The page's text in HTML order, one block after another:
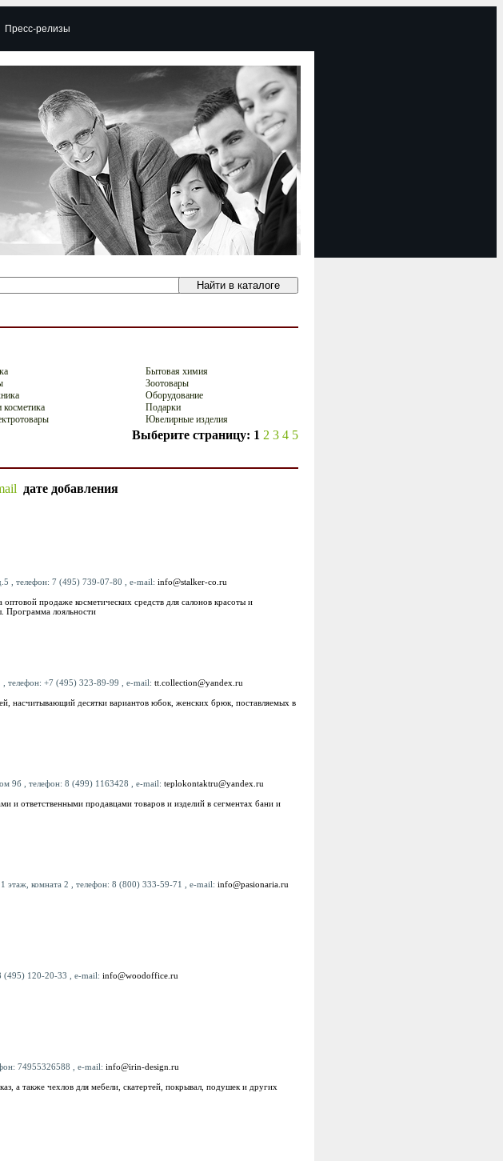
Пресс-релизы
Бытовая химия
Зоотовары
Оборудование
Подарки
Ювелирные изделия
Выберите страницу: 1 2 3 4 5
дате добавления
, телефон: 7 (495) 739-07-80 , e-mail: info@stalker-co.ru
продаже косметических средств для салонов красоты и
Программа лояльности
, телефон: +7 (495) 323-89-99 , e-mail: tt.collection@yandex.ru
насчитывающий десятки вариантов юбок, женских брюк, поставляемых в
9б , телефон: 8 (499) 1163428 , e-mail: teplokontaktru@yandex.ru
и ответственными продавцами товаров и изделий в сегментах бани и
этаж, комната 2 , телефон: 8 (800) 333-59-71 , e-mail: info@pasionaria.ru
(495) 120-20-33 , e-mail: info@woodoffice.ru
74955326588 , e-mail: info@irin-design.ru
а также чехлов для мебели, скатертей, покрывал, подушек и других